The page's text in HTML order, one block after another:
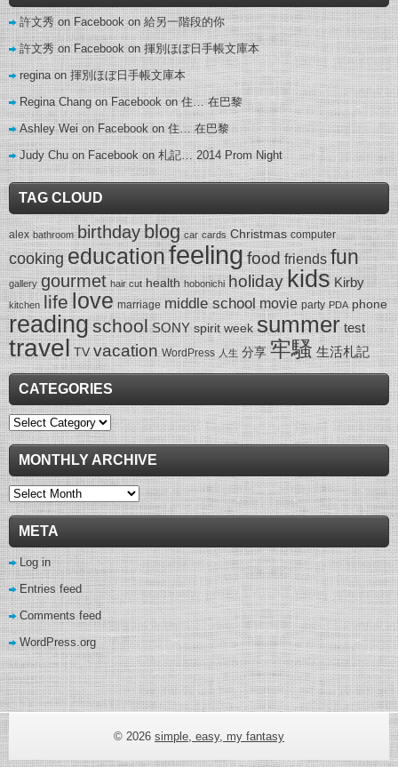
許文秀 on Facebookon給另一階段的你
許文秀 on Facebookon揮別ほぼ日手帳文庫本
reginaon揮別ほぼ日手帳文庫本
Regina Chang on Facebookon住… 在巴黎
Ashley Wei on Facebookon住… 在巴黎
Judy Chu on Facebookon札記… 2014 Prom Night
TAG CLOUD
alex bathroom birthdayblog car cards Christmas computer
cooking educationfeelingfood friends fun
gallery gourmet hair cut health hobonichi holiday kids Kirby
kitchen life love marriage middle school movie party PDA phone
readingschool SONY spirit week summer test
travel TV vacation WordPress 人生 分享 牢騷 生活札記
CATEGORIES
Categories
MONTHLY ARCHIVE
Monthly
Archive
META
Log in
Entries feed
Comments feed
WordPress.org
© 2026 simple, easy, my fantasy